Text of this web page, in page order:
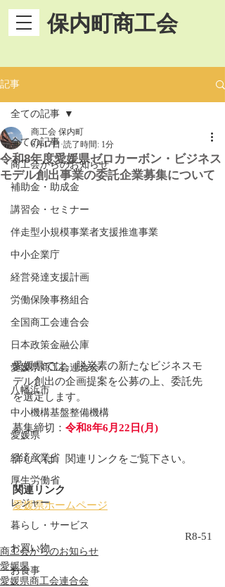
保内町商工会
記事
全ての記事
商工会からのお知らせ
補助金・助成金
講習会・セミナー
伴走型小規模事業者支援推進事業
中小企業庁
経営発達支援計画
労働保険事務組合
全国商工会連合会
日本政策金融公庫
愛媛県商工会連合会
八幡浜市
中小機構基盤整備機構
愛媛県
経済産業省
厚生労働省
レジャー
暮らし・サービス
お買い物
お食事
全ての記事
令和8年度愛媛県ゼロカーボン・ビジネス
モデル創出事業の委託企業募集について
商工会 保内町
6月17日 読了時間: 1分
愛媛県では、脱炭素の新たなビジネスモ
デル創出の企画提案を公募の上、委託先
を選定します。
募集締切： 令和8年6月22日(月)
詳しくは、関連リンクをご覧下さい。
関連リンク
愛媛県ホームページ
R8-51
商工会からのお知らせ
愛媛県
愛媛県商工会連合会